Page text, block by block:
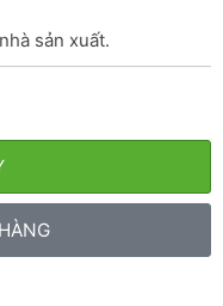
sản xuất.